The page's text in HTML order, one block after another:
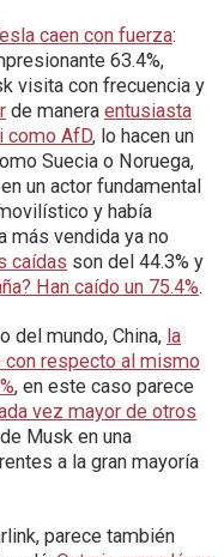
caen con fuerza:
63.4%,
visita con frecuencia y
de manera entusiasta
como AfD, lo hacen un
Suecia o Noruega,
un actor fundamental
y había
más vendida ya no
caídas son del 44.3% y
Han caído un 75.4%.
del mundo, China, la
con respecto al mismo
, en este caso parece
vez mayor de otros
Musk en una
a la gran mayoría
parece también